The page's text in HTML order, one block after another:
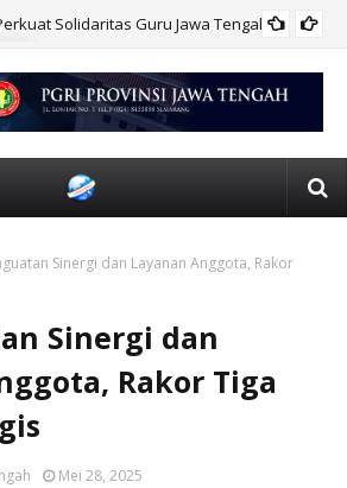
Solidaritas Guru Jawa Tengah
Sinergi dan Layanan Anggota, Rakor
Sinergi dan
Rakor Tiga
Mei 28, 2025